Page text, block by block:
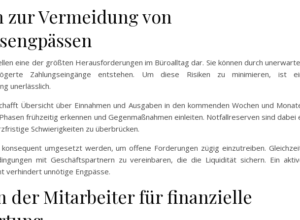
zur Vermeidung von
eine der größten Herausforderungen im Büroalltag dar. Sie können durch
Zahlungseingänge entstehen. Um diese Risiken zu minimieren, ist
unerlässlich.
Übersicht über Einnahmen und Ausgaben in den kommenden Wochen und
frühzeitig erkennen und Gegenmaßnahmen einleiten. Notfallreserven sind dabei
Schwierigkeiten zu überbrücken.
umgesetzt werden, um offene Forderungen zügig einzutreiben.
mit Geschäftspartnern zu vereinbaren, die die Liquidität sichern. Ein
verhindert unnötige Engpässe.
der Mitarbeiter für finanzielle